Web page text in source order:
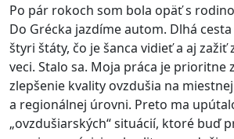
Po pár rokoch som bola opäť s
Do Grécka jazdíme autom. Dlhá cesta
štyri štáty, čo je šanca vidieť a aj zažiť
veci. Stalo sa. Moja práca je prioritne
zlepšenie kvality ovzdušia na miestnej
a regionálnej úrovni. Preto ma
„ovzdušiarských“ situácií, ktoré buď